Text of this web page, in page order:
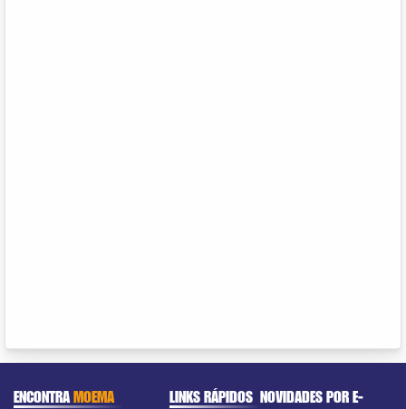
ENCONTRAMOEMA LINKS RÁPIDOS NOVIDADES POR E-